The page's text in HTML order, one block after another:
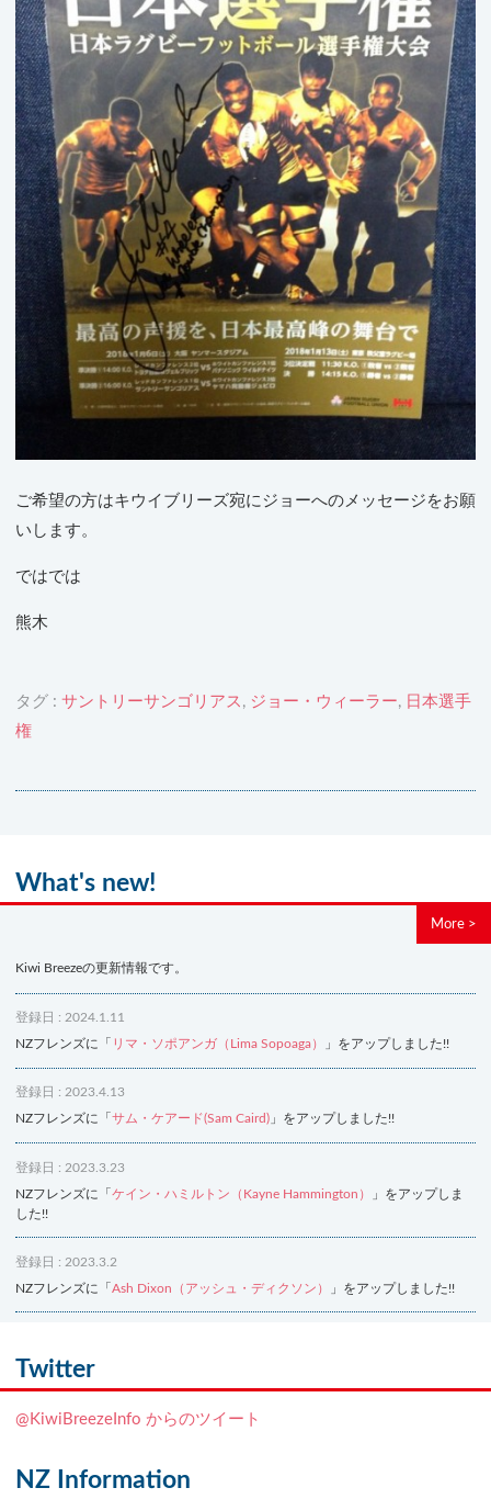
ご希望の方はキウイブリーズ宛にジョーへのメッセージをお願
いします。
ではでは
熊木
タグ : サントリーサンゴリアス , ジョー・ウィーラー, 日本選手
権
What's new!
More >
Kiwi Breezeの更新情報です。
登録日 : 2024.1.11
NZフレンズに「 リマ・ソポアンガ（Lima Sopoaga） 」をアップしました!!
登録日 : 2023.4.13
NZフレンズに「 サム・ケアード(Sam Caird) 」をアップしました!!
登録日 : 2023.3.23
NZフレンズに「 ケイン・ハミルトン（Kayne Hammington）
」をアップしま
した!!
登録日 : 2023.3.2
NZフレンズに「 Ash Dixon（アッシュ・ディクソン） 」をアップしました!!
NZフレンズに「
登録日 : 2019.4.10
Twitter
@KiwiBreezeInfo からのツイート
NZ Information